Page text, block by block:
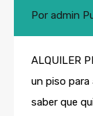
Por admin
ALQUILER
un piso para
saber que